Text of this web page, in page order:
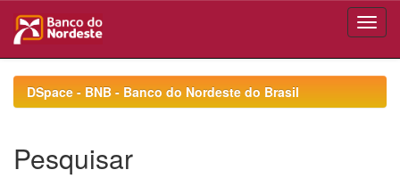
navigationDSpace - BNB - Banco do Nordeste do Brasil
Pesquisar